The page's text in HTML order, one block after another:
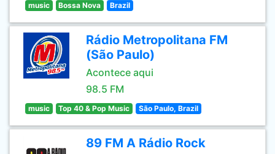
music Bossa Nova Brazil
Rádio Metropolitana FM
(São Paulo)
Acontece aqui
98.5 FM
music Top 40 & Pop Music São Paulo, Brazil
89 FM A Rádio Rock